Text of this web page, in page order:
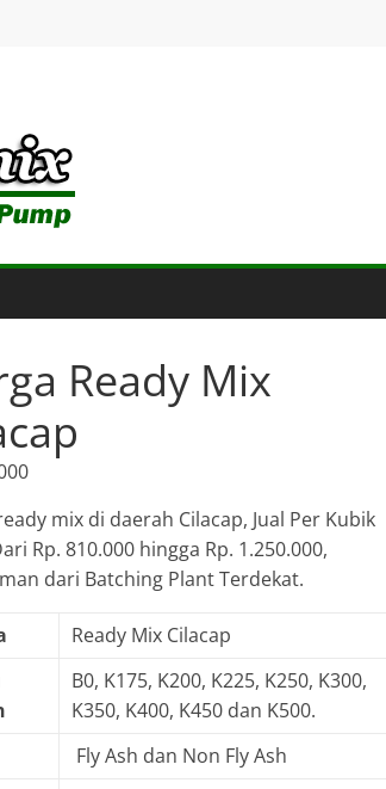
Ready Mix
mix di daerah Cilacap, Jual Per Kubik
Rp. 810.000 hingga Rp. 1.250.000,
dari Batching Plant Terdekat.
Ready Mix Cilacap
B0, K175, K200, K225, K250, K300,
K350, K400, K450 dan K500.
Fly Ash dan Non Fly Ash